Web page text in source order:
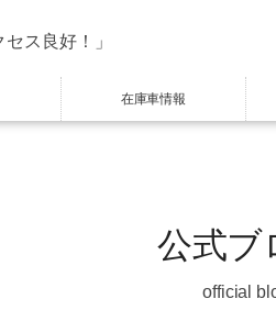
ス良好！」
在庫車情報
公式ブ
official